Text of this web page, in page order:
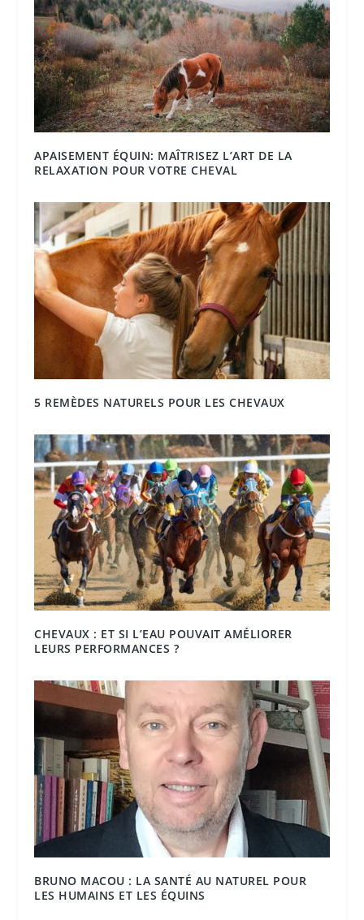
APAISEMENT ÉQUIN: MAÎTRISEZ L’ART DE LA
RELAXATION POUR VOTRE CHEVAL
5 REMÈDES NATURELS POUR LES CHEVAUX
CHEVAUX : ET SI L’EAU POUVAIT AMÉLIORER
LEURS PERFORMANCES ?
BRUNO MACOU : LA SANTÉ AU NATUREL POUR
LES HUMAINS ET LES ÉQUINS